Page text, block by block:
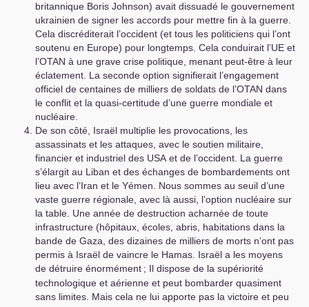
britannique Boris Johnson) avait dissuadé le gouvernement
ukrainien de signer les accords pour mettre fin à la guerre.
Cela discréditerait l’occident (et tous les politiciens qui l’ont
soutenu en Europe) pour longtemps. Cela conduirait l’UE et
l’OTAN à une grave crise politique, menant peut-être à leur
éclatement. La seconde option signifierait l’engagement
officiel de centaines de milliers de soldats de l’OTAN dans
le conflit et la quasi-certitude d’une guerre mondiale et
nucléaire.
De son côté, Israël multiplie les provocations, les
assassinats et les attaques, avec le soutien militaire,
financier et industriel des USA et de l’occident. La guerre
s’élargit au Liban et des échanges de bombardements ont
lieu avec l’Iran et le Yémen. Nous sommes au seuil d’une
vaste guerre régionale, avec là aussi, l’option nucléaire sur
la table. Une année de destruction acharnée de toute
infrastructure (hôpitaux, écoles, abris, habitations dans la
bande de Gaza, des dizaines de milliers de morts n’ont pas
permis à Israël de vaincre le Hamas. Israël a les moyens
de détruire énormément ; Il dispose de la supériorité
technologique et aérienne et peut bombarder quasiment
sans limites. Mais cela ne lui apporte pas la victoire et peu